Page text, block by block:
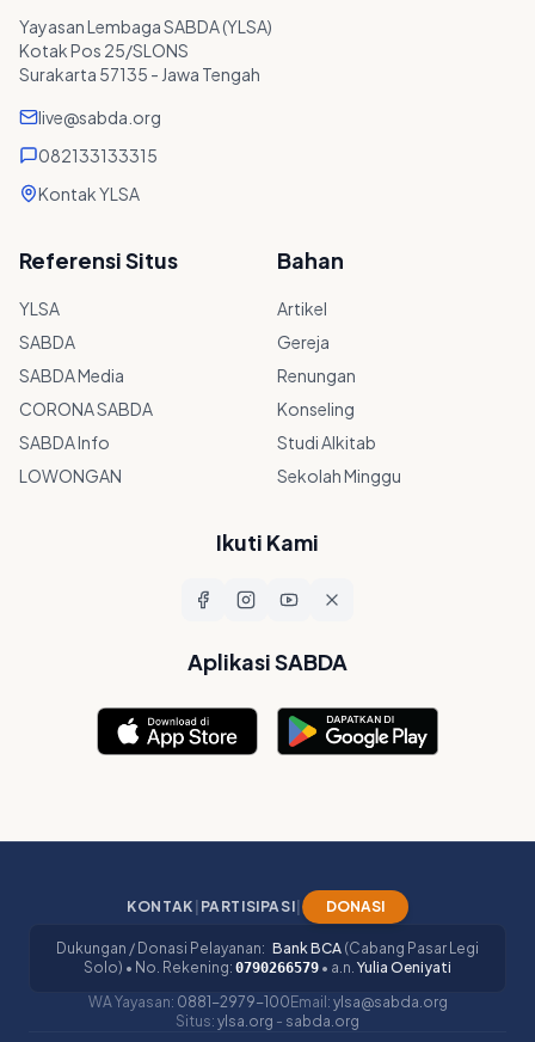
Yayasan Lembaga SABDA (YLSA)
Kotak Pos 25/SLONS
Surakarta 57135 - Jawa Tengah
live@sabda.org
082133133315
Kontak YLSA
Referensi Situs
YLSA
SABDA
SABDA Media
CORONA SABDA
SABDA Info
LOWONGAN
Bahan
Artikel
Gereja
Renungan
Konseling
Studi Alkitab
Sekolah Minggu
Ikuti Kami
Aplikasi SABDA
KONTAK PARTISIPASI DONASI
Dukungan / Donasi Pelayanan: Bank BCA (Cabang Pasar Legi
Solo) • No. Rekening: 0790266579 • a.n. Yulia Oeniyati
WA Yayasan: 0881-2979-100 Email: ylsa@sabda.org
Situs: ylsa.org - sabda.org